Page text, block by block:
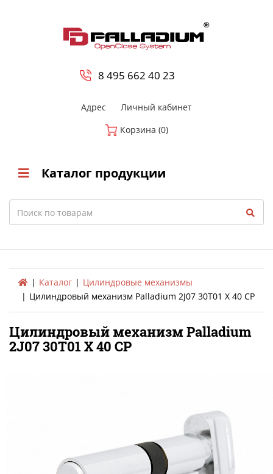
8 495 662 40 23
Адрес
Личный кабинет
Корзина (0)
Каталог продукции
Search
Каталог
Цилиндровые механизмы
Цилиндровый механизм Palladium 2J07 30T01 X 40 CP
Цилиндровый механизм Palladium
2J07 30T01 X 40 CP